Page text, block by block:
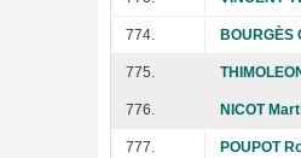
774. BOURGÈS
775.
776. NICOT
777. POUPOT